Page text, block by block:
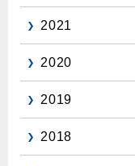
2021
2020
2019
2018